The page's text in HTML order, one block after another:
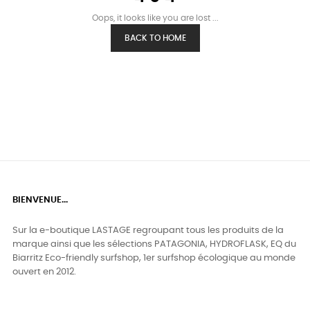
Oops, it looks like you are lost ...
BACK TO HOME
BIENVENUE...
Sur la e-boutique LASTAGE regroupant tous les produits de la
marque ainsi que les sélections PATAGONIA, HYDROFLASK, EQ du
Biarritz Eco-friendly surfshop, 1er surfshop écologique au monde
ouvert en 2012.